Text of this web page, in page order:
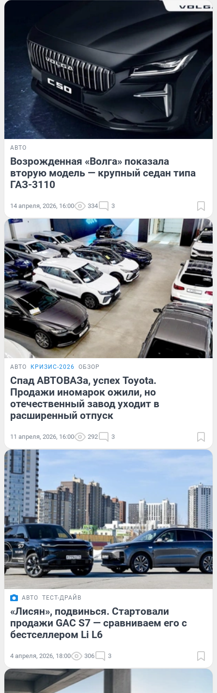
АВТО
Возрожденная «Волга» показала
вторую модель — крупный седан типа
ГАЗ-3110
14 апреля, 2026, 16:00 334 3
АВТО КРИЗИС-2026 ОБЗОР
Спад АВТОВАЗа, успех Toyota.
Продажи иномарок ожили, но
отечественный завод уходит в
расширенный отпуск
11 апреля, 2026, 16:00 292 3
АВТО ТЕСТ-ДРАЙВ
«Лисян», подвинься. Стартовали
продажи GAC S7 — сравниваем его с
бестселлером Li L6
4 апреля, 2026, 18:00 306 3